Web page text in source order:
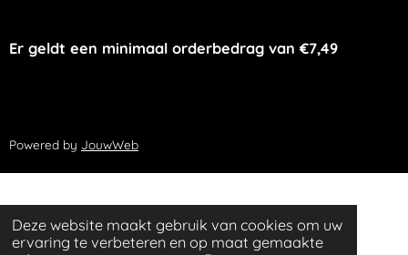
Deze website maakt gebruik van cookies om uw
ervaring te verbeteren en op maat gemaakte
Er geldt een minimaal orderbedrag van €7,49
Powered by JouwWeb